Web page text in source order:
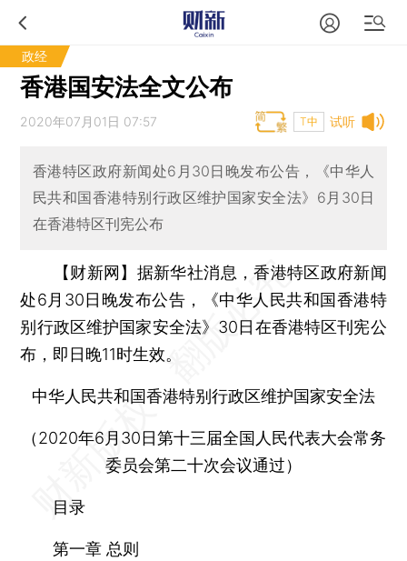
政经
香港国安法全文公布
试听
2020年07月01日 07:57 T中
香港特区政府新闻处6月30日晚发布公告，《中华人
民共和国香港特别行政区维护国家安全法》6月30日
在香港特区刊宪公布
【财新网】 据新华社消息，香港特区政府新闻
处6月30日晚发布公告，《中华人民共和国香港特
别行政区维护国家安全法》30日在香港特区刊宪公
布，即日晚11时生效。
中华人民共和国香港特别行政区维护国家安全法
（2020年6月30日第十三届全国人民代表大会常务
委员会第二十次会议通过）
目录
第一章 总则